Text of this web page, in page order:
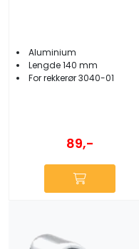
Aluminium
Lengde 140 mm
For rekkerør 3040-01
89,-